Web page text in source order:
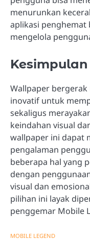
menurunkan
aplikasi
mengelola
Kesimpulan
Wallpaper bergerak
inovatif untuk
sekaligus
keindahan visual
wallpaper ini dapat
pengalaman
beberapa hal yang
dengan
visual dan
pilihan ini layak
penggemar Mobile
MOBILE LEGEND